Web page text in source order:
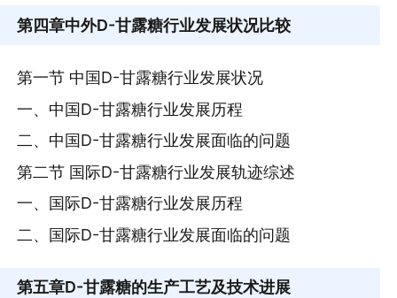
第四章中外D-甘露糖行业发展状况比较
第一节 中国D-甘露糖行业发展状况
一、中国D-甘露糖行业发展历程
二、中国D-甘露糖行业发展面临的问题
第二节 国际D-甘露糖行业发展轨迹综述
一、国际D-甘露糖行业发展历程
二、国际D-甘露糖行业发展面临的问题
第五章D-甘露糖的生产工艺及技术进展